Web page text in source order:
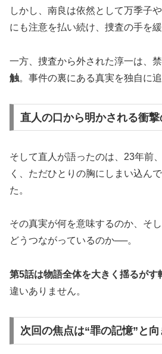
しかし、南良は依然として万季子
にも注意を払い続け、捜査の手を緩
一方、捜査から外された淳一は、
触。事件の裏にある真実を独自に追
直人の口から明かされる衝撃
そして直人が語ったのは、23年前
く、ただひとりの胸にしまい込ん
た。
その真実が何を意味するのか、そ
どうつながっているのか──。
第5話は物語全体を大きく揺るがす
違いありません。
次回の焦点は“罪の記憶”と